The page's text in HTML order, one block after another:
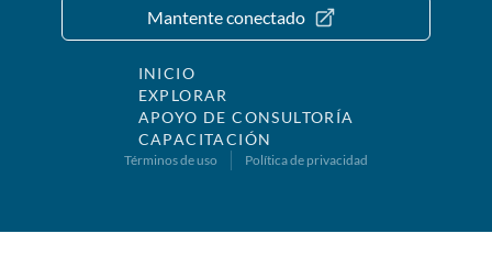
Mantente conectado
INICIO
EXPLORAR
APOYO DE CONSULTORÍA
CAPACITACIÓN
Términos de uso Política de privacidad